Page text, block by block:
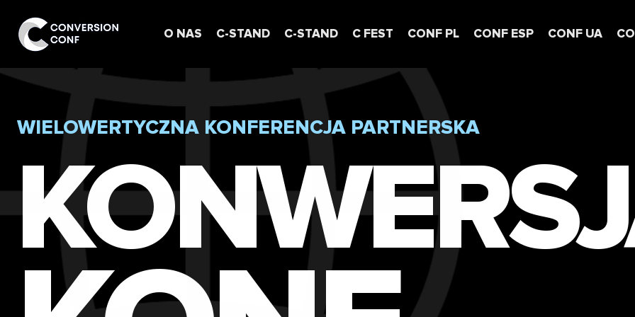
O NAS C-STAND C-STAND C FEST CONF PL CONF ESP CONF UA
WIELOWERTYCZNA KONFERENCJA PARTNERSKA